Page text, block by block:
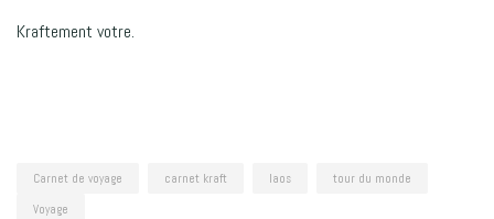
Kraftement votre.
Carnet de voyage carnet kraft laos
tour du monde
Voyage